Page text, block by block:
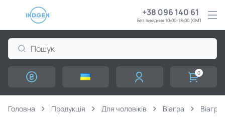
+38 096 140 61 61
Без вихідних 10:00-18:00 (GMT+3)
0
Головна Продукція Для чоловіків Віагра